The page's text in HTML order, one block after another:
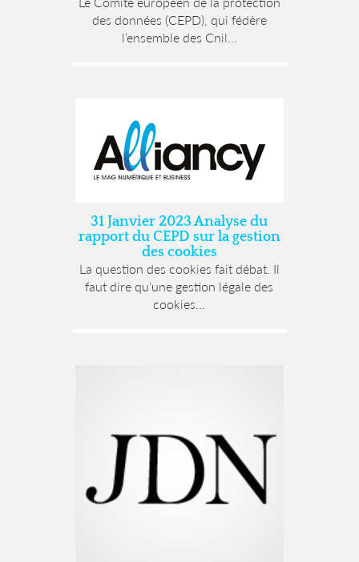
des données (CEPD), qui fédère
l’ensemble des Cnil...
31 Janvier 2023 Analyse du
rapport du CEPD sur la gestion
des cookies
La question des cookies fait débat. Il
faut dire qu’une gestion légale des
cookies...